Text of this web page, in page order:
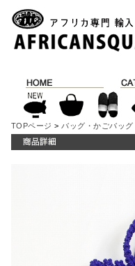
TOPページ > バッグ・かごバッグ